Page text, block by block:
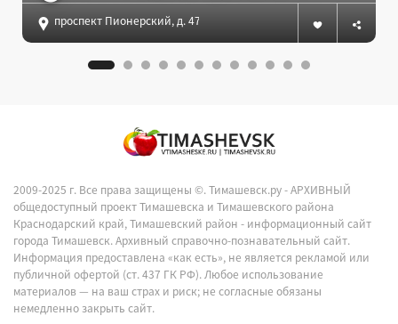
проспект Пионерский, д. 47, Анапа
2009-2025 г. Все права защищены ©.Тимашевск.ру - АРХИВНЫЙ
общедоступный проект Тимашевска и Тимашевского района
Краснодарский край, Тимашевский район - информационный сайт
города Тимашевск. Архивный справочно-познавательный сайт.
Информация предоставлена «как есть», не является рекламой или
публичной офертой (ст. 437 ГК РФ). Любое использование
материалов — на ваш страх и риск; не согласные обязаны
немедленно закрыть сайт.